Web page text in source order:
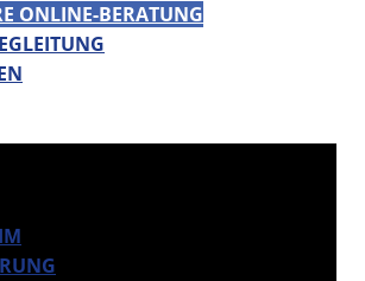
ONLINE-BERATUNG